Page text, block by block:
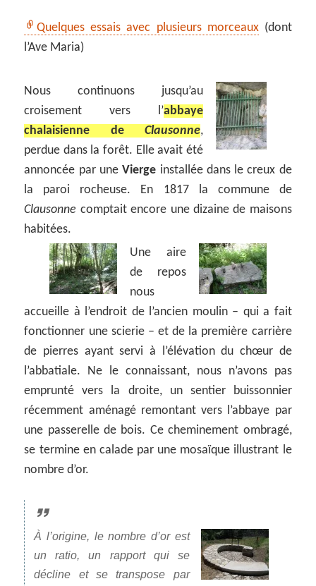
Quelques essais avec plusieurs morceaux(dont
l’Ave Maria)
Nous continuons jusqu’au
croisement vers l’abbaye
chalaisienne de Clausonne,
perdue dans la forêt. Elle avait été
annoncée par uneVierge installée dans le creux de
la paroi rocheuse. En 1817 la commune de
Clausonne comptait encore une dizaine de maisons
habitées.
Une aire
de repos
nous
accueille à l’endroit de l’ancien moulin – qui a fait
fonctionner une scierie – et de la première carrière
de pierres ayant servi à l’élévation du chœur de
l’abbatiale. Ne le connaissant, nous n’avons pas
emprunté vers la droite, un sentier buissonnier
récemment aménagé remontant vers l’abbaye par
une passerelle de bois. Ce cheminement ombragé,
se termine en calade par une mosaïque illustrant le
nombre d’or.
À l’origine, le nombre d’or est
un ratio, un rapport qui se
décline et se transpose par